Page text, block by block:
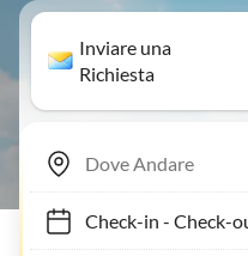
Inviare una
Richiesta
Check-in- Check-out